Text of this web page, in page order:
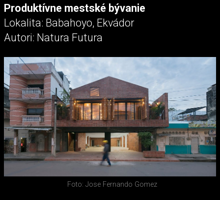
Produktívne mestské bývanie
Lokalita: Babahoyo, Ekvádor
Autori: Natura Futura
Foto: Jose Fernando Gomez